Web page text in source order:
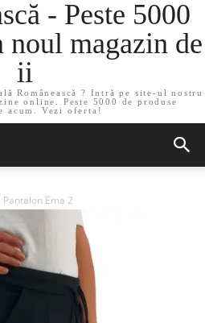
- Peste 5000
noul magazin de
ii
Românească ? Intră pe site-ul nostru
online. Peste 5000 de produse
acum. Vezi oferta!
Pantalon Ema 2